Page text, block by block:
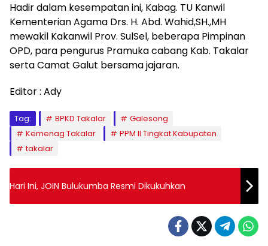
Hadir dalam kesempatan ini, Kabag. TU Kanwil
Kementerian Agama Drs. H. Abd. Wahid,SH.,MH
mewakil Kakanwil Prov. SulSel, beberapa Pimpinan
OPD, para pengurus Pramuka cabang Kab. Takalar
serta Camat Galut bersama jajaran.
Editor : Ady
Tag: BPKD Takalar
Galesong
Kemenag Takalar
PPM II Tingkat Kabupaten
takalar
Hari Ini, JOIN Bulukumba Resmi Dikukuhkan